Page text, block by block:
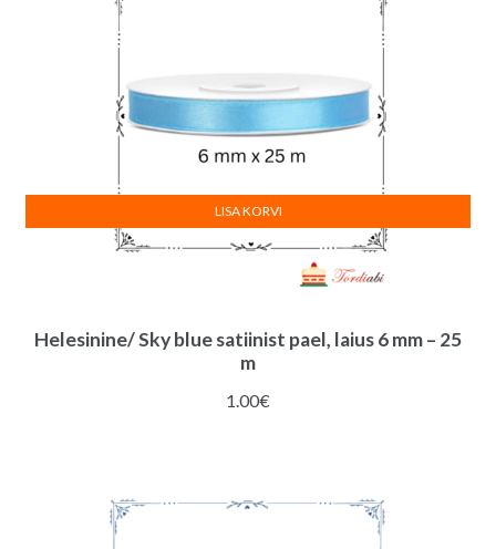
Helesinine/ Sky blue satiinist pael, laius 6 mm – 25
m
1.00€
LISA KORVI